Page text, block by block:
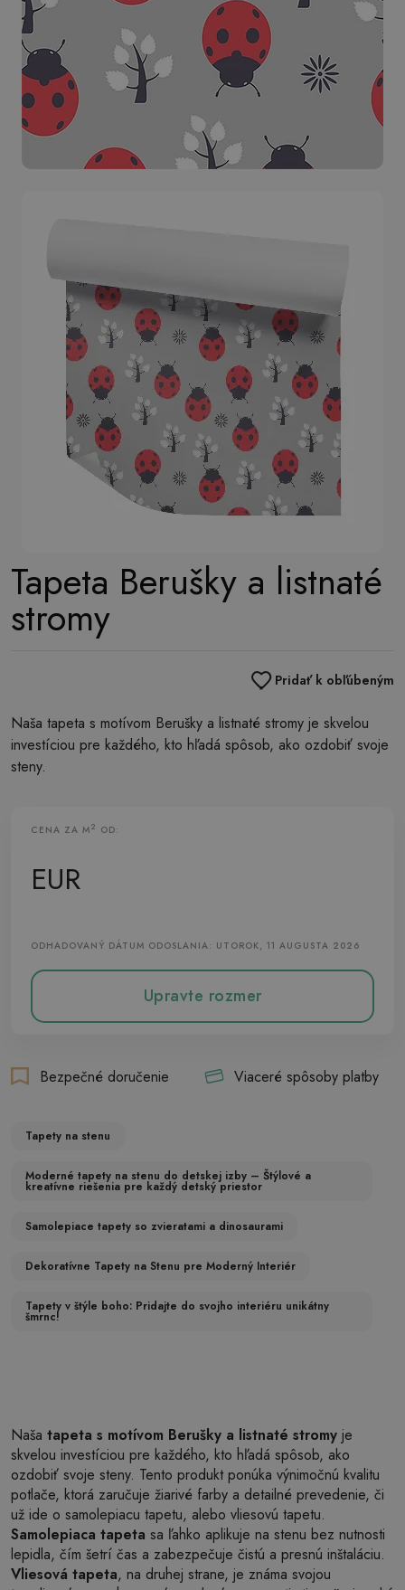
Tapeta Berušky a listnaté
stromy
Pridať k obľúbeným
Naša tapeta s motívom Berušky a listnaté stromy je skvelou
investíciou pre každého, kto hľadá spôsob, ako ozdobiť svoje
steny.
CENA ZA M2 OD:
EUR
ODHADOVANÝ DÁTUM ODOSLANIA: UTOROK, 11 AUGUSTA 2026
Upravte rozmer
Bezpečné doručenie Viaceré spôsoby platby
Tapety na stenu
Moderné tapety na stenu do detskej izby – Štýlové a
kreatívne riešenia pre každý detský priestor
Samolepiace tapety so zvieratami a dinosaurami
Dekoratívne Tapety na Stenu pre Moderný Interiér
Tapety v štýle boho: Pridajte do svojho interiéru unikátny
šmrnc!
Naša tapeta s motívom Berušky a listnaté stromy je
skvelou investíciou pre každého, kto hľadá spôsob, ako
ozdobiť svoje steny. Tento produkt ponúka výnimočnú kvalitu
potlače, ktorá zaručuje žiarivé farby a detailné prevedenie, či
už ide o samolepiacu tapetu, alebo vliesovú tapetu.
Samolepiaca tapeta sa ľahko aplikuje na stenu bez nutnosti
lepidla, čím šetrí čas a zabezpečuje čistú a presnú inštaláciu.
Vliesová tapeta, na druhej strane, je známa svojou